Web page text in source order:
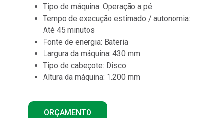
Tipo de máquina: Operação a pé
Tempo de execução estimado / autonomia:
Até 45 minutos
Fonte de energia: Bateria
Largura da máquina: 430 mm
Tipo de cabeçote: Disco
Altura da máquina: 1.200 mm
ORÇAMENTO